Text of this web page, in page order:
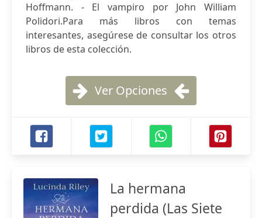
Hoffmann. - El vampiro por John William
Polidori.Para más libros con temas
interesantes, asegúrese de consultar los otros
libros de esta colección.
Ver Opciones
La hermana
perdida (Las Siete